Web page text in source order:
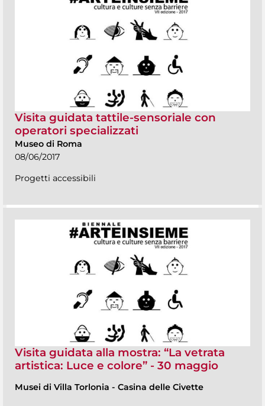
Visita guidata tattile-sensoriale con
operatori specializzati
Museo di Roma
08/06/2017
Progetti accessibili
Visita guidata alla mostra: “La vetrata
artistica: Luce e colore” - 30 maggio
Musei di Villa Torlonia - Casina delle Civette